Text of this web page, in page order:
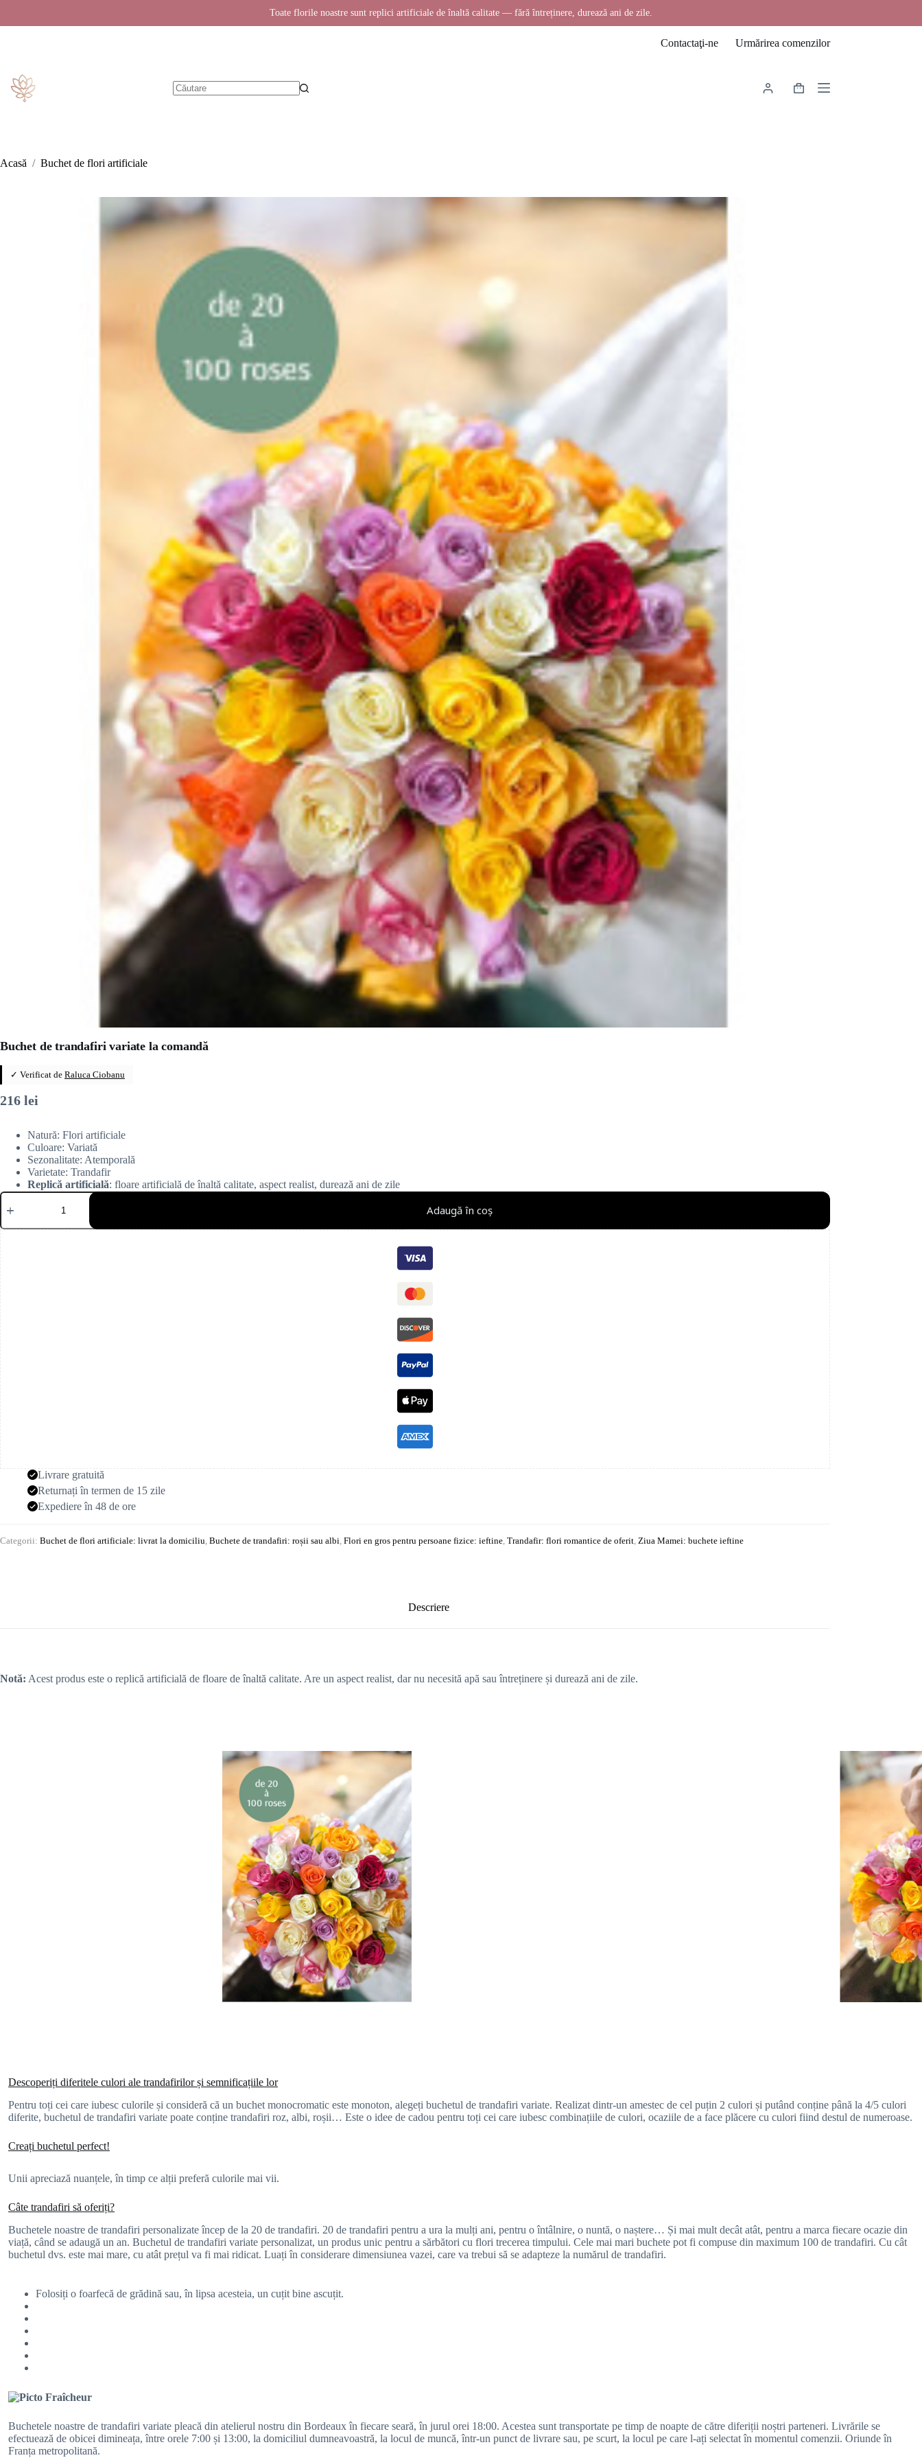
Toate florile noastre sunt replici artificiale de înaltă calitate — fără întreținere, durează ani de zile.
Contactaţi-ne Urmărirea comenzilor
Coș
Acasă / Buchet de flori artificiale
Buchet de trandafiri variate la comandă
✓ Verificat de Raluca Ciobanu
216 lei
Natură: Flori artificiale
Culoare: Variată
Sezonalitate: Atemporală
Varietate: Trandafir
Replică artificială: floare artificială de înaltă calitate, aspect realist, durează ani de zile
Cantitate
Buchet
trandafiri
variate
la
comandă
Adaugă în coș
Livrare gratuită
Returnați în termen de 15 zile
Expediere în 48 de ore
Categorii: Buchet de flori artificiale: livrat la domiciliu Buchete de trandafiri: roșii sau albi Flori en gros pentru persoane fizice: ieftine Trandafir: flori romantice de oferit Ziua Mamei: buchete ieftine
Descriere
Notă: Acest produs este o replică artificială de floare de înaltă calitate. Are un aspect realist, dar nu necesită apă sau întreținere și durează ani de zile.
Descoperiți diferitele culori ale trandafirilor și semnificațiile lor
Pentru toți cei care iubesc culorile și consideră că un buchet monocromatic este monoton, alegeți buchetul de trandafiri variate. Realizat dintr-un amestec de cel puțin 2 culori și putând conține până la 4/5 culori
diferite, buchetul de trandafiri variate poate conține trandafiri roz, albi, roșii… Este o idee de cadou pentru toți cei care iubesc combinațiile de culori, ocaziile de a face plăcere cu culori fiind destul de numeroase.
Creați buchetul perfect!
Unii apreciază nuanțele, în timp ce alții preferă culorile mai vii.
Câte trandafiri să oferiți?
Buchetele noastre de trandafiri personalizate încep de la 20 de trandafiri. 20 de trandafiri pentru a ura la mulți ani, pentru o întâlnire, o nuntă, o naștere… Și mai mult decât atât, pentru a marca fiecare ocazie din
viață, când se adaugă un an. Buchetul de trandafiri variate personalizat, un produs unic pentru a sărbători cu flori trecerea timpului. Cele mai mari buchete pot fi compuse din maximum 100 de trandafiri. Cu cât
buchetul dvs. este mai mare, cu atât prețul va fi mai ridicat. Luați în considerare dimensiunea vazei, care va trebui să se adapteze la numărul de trandafiri.
Folosiți o foarfecă de grădină sau, în lipsa acesteia, un cuțit bine ascuțit.
Buchetele noastre de trandafiri variate pleacă din atelierul nostru din Bordeaux în fiecare seară, în jurul orei 18:00. Acestea sunt transportate pe timp de noapte de către diferiții noștri parteneri. Livrările se
efectuează de obicei dimineața, între orele 7:00 și 13:00, la domiciliul dumneavoastră, la locul de muncă, într-un punct de livrare sau, pe scurt, la locul pe care l-ați selectat în momentul comenzii. Oriunde în
Franța metropolitană.